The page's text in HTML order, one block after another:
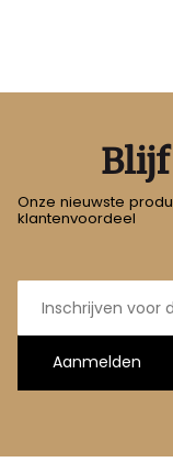
Blijf
Onze nieuwste
klantenvoordeel
E-
mailadres
Aanmelden